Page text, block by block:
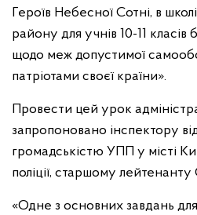
Героїв Небесної Сотні, в
району для учнів 10-11
щодо меж допустимої
патріотами своєї країни».
Провести цей урок
запропоновано інспектору
громадськістю УПП у місті
поліції, старшому
«Одне з основних завдань